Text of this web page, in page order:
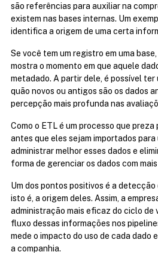
são referências para auxiliar na
existem nas bases internas. Um
identifica a origem de uma certa
Se você tem um registro em uma
mostra o momento em que aquele
metadado. A partir dele, é possível
quão novos ou antigos são os dados
percepção mais profunda nas
Como o ETL é um processo que
antes que eles sejam importados para
administrar melhor esses dados e
forma de gerenciar os dados com
Um dos pontos positivos é a detecção
isto é, a origem deles. Assim, a
administração mais eficaz do ciclo de
fluxo dessas informações nos
mede o impacto do uso de cada dado
a companhia.